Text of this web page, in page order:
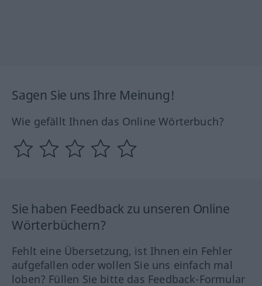
Sagen Sie uns Ihre Meinung!
Wie gefällt Ihnen das Online Wörterbuch?
Sie haben Feedback zu unseren Online
Wörterbüchern?
Fehlt eine Übersetzung, ist Ihnen ein Fehler
aufgefallen oder wollen Sie uns einfach mal
loben? Füllen Sie bitte das Feedback-Formular